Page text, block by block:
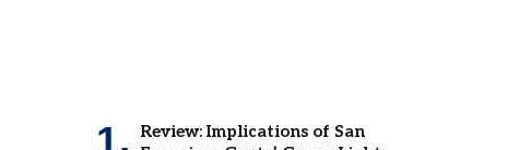
Review: Implications of San